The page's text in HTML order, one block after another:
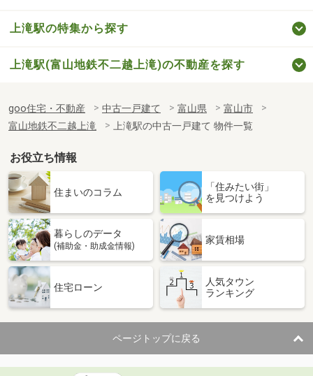
上滝駅の特集から探す
上滝駅(富山地鉄不二越上滝)の不動産を探す
goo住宅・不動産 中古一戸建て 富山県
富山市
富山地鉄不二越上滝
上滝駅の中古一戸建て 物件一覧
お役立ち情報
住まいのコラム
「住みたい街」
を見つけよう
暮らしのデータ
(補助金・助成金情報)
家賃相場
住宅ローン
人気タウン
ランキング
ページトップに戻る